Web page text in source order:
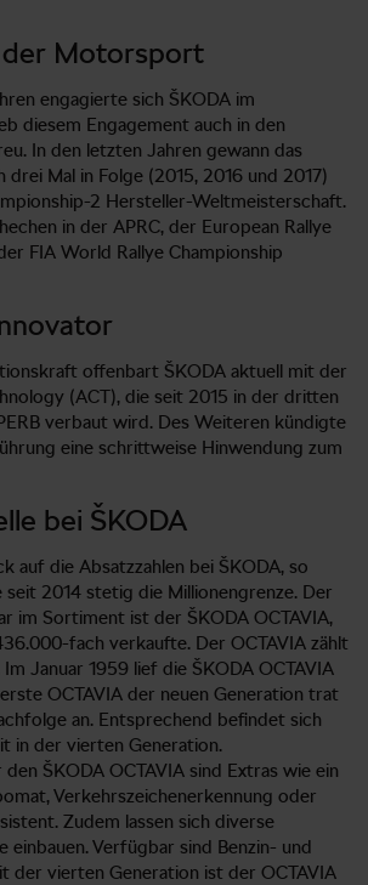
der Motorsport
engagierte sich ŠKODA im
diesem Engagement auch in den
In den letzten Jahren gewann das
drei Mal in Folge (2015, 2016 und 2017)
2 Hersteller-Weltmeisterschaft.
in der APRC, der European Rallye
FIA World Rallye Championship
offenbart ŠKODA aktuell mit der
(ACT), die seit 2015 in der dritten
verbaut wird. Des Weiteren kündigte
eine schrittweise Hinwendung zum
bei ŠKODA
auf die Absatzzahlen bei ŠKODA, so
seit 2014 stetig die Millionengrenze. Der
im Sortiment ist der ŠKODA OCTAVIA,
fach verkaufte. Der OCTAVIA zählt
Januar 1959 lief die ŠKODA OCTAVIA
OCTAVIA der neuen Generation trat
an. Entsprechend befindet sich
in der vierten Generation.
ŠKODA OCTAVIA sind Extras wie ein
Verkehrszeichenerkennung oder
Zudem lassen sich diverse
einbauen. Verfügbar sind Benzin- und
der vierten Generation ist der OCTAVIA